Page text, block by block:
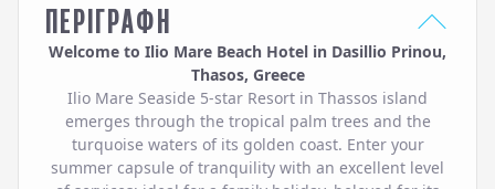
ΠΕΡΙΓΡΑΦΗ
Welcome to Ilio Mare Beach Hotel in Dasillio Prinou,
Thasos, Greece
Ilio Mare Seaside 5-star Resort in Thassos island
emerges through the tropical palm trees and the
turquoise waters of its golden coast. Enter your
summer capsule of tranquility with an excellent level